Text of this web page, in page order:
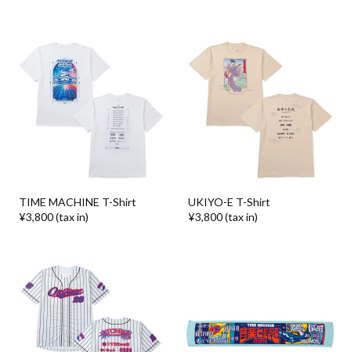
TIME MACHINE T-Shirt
¥3,800 (tax in)
UKIYO-E T-Shirt
¥3,800 (tax in)